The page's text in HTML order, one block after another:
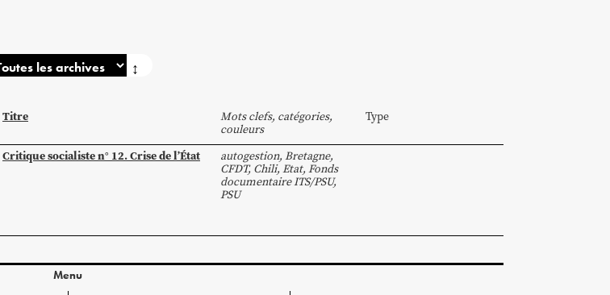
↕
Titre
Mots clefs, catégories,
couleurs
Type
Critique socialiste n° 12. Crise de l’État autogestion, Bretagne,
CFDT, Chili, Etat, Fonds
documentaire ITS/PSU,
PSU
Menu